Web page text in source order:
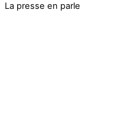
La presse en parle